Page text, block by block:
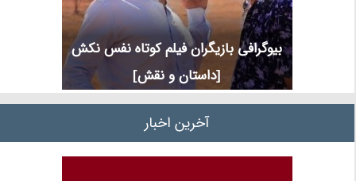
بیوگرافی بازیگران فیلم کوتاه نفس نکش
[داستان و نقش]
آخرین اخبار